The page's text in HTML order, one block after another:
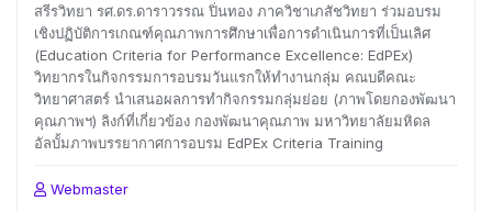
สรีรวิทยา รศ.ดร.ดาราวรรณ ปิ่นทอง ภาควิชาเภสัชวิทยา ร่วมอบรม
เชิงปฏิบัติการเกณฑ์คุณภาพการศึกษาเพื่อการดำเนินการที่เป็นเลิศ
(Education Criteria for Performance Excellence: EdPEx)
วิทยากรในกิจกรรมการอบรมวันแรกให้ทำงานกลุ่ม คณบดีคณะ
วิทยาศาสตร์ นำเสนอผลการทำกิจกรรมกลุ่มย่อย (ภาพโดยกองพัฒนา
คุณภาพฯ) ลิงก์ที่เกี่ยวข้อง กองพัฒนาคุณภาพ มหาวิทยาลัยมหิดล
อัลบั้มภาพบรรยากาศการอบรม EdPEx Criteria Training
Webmaster